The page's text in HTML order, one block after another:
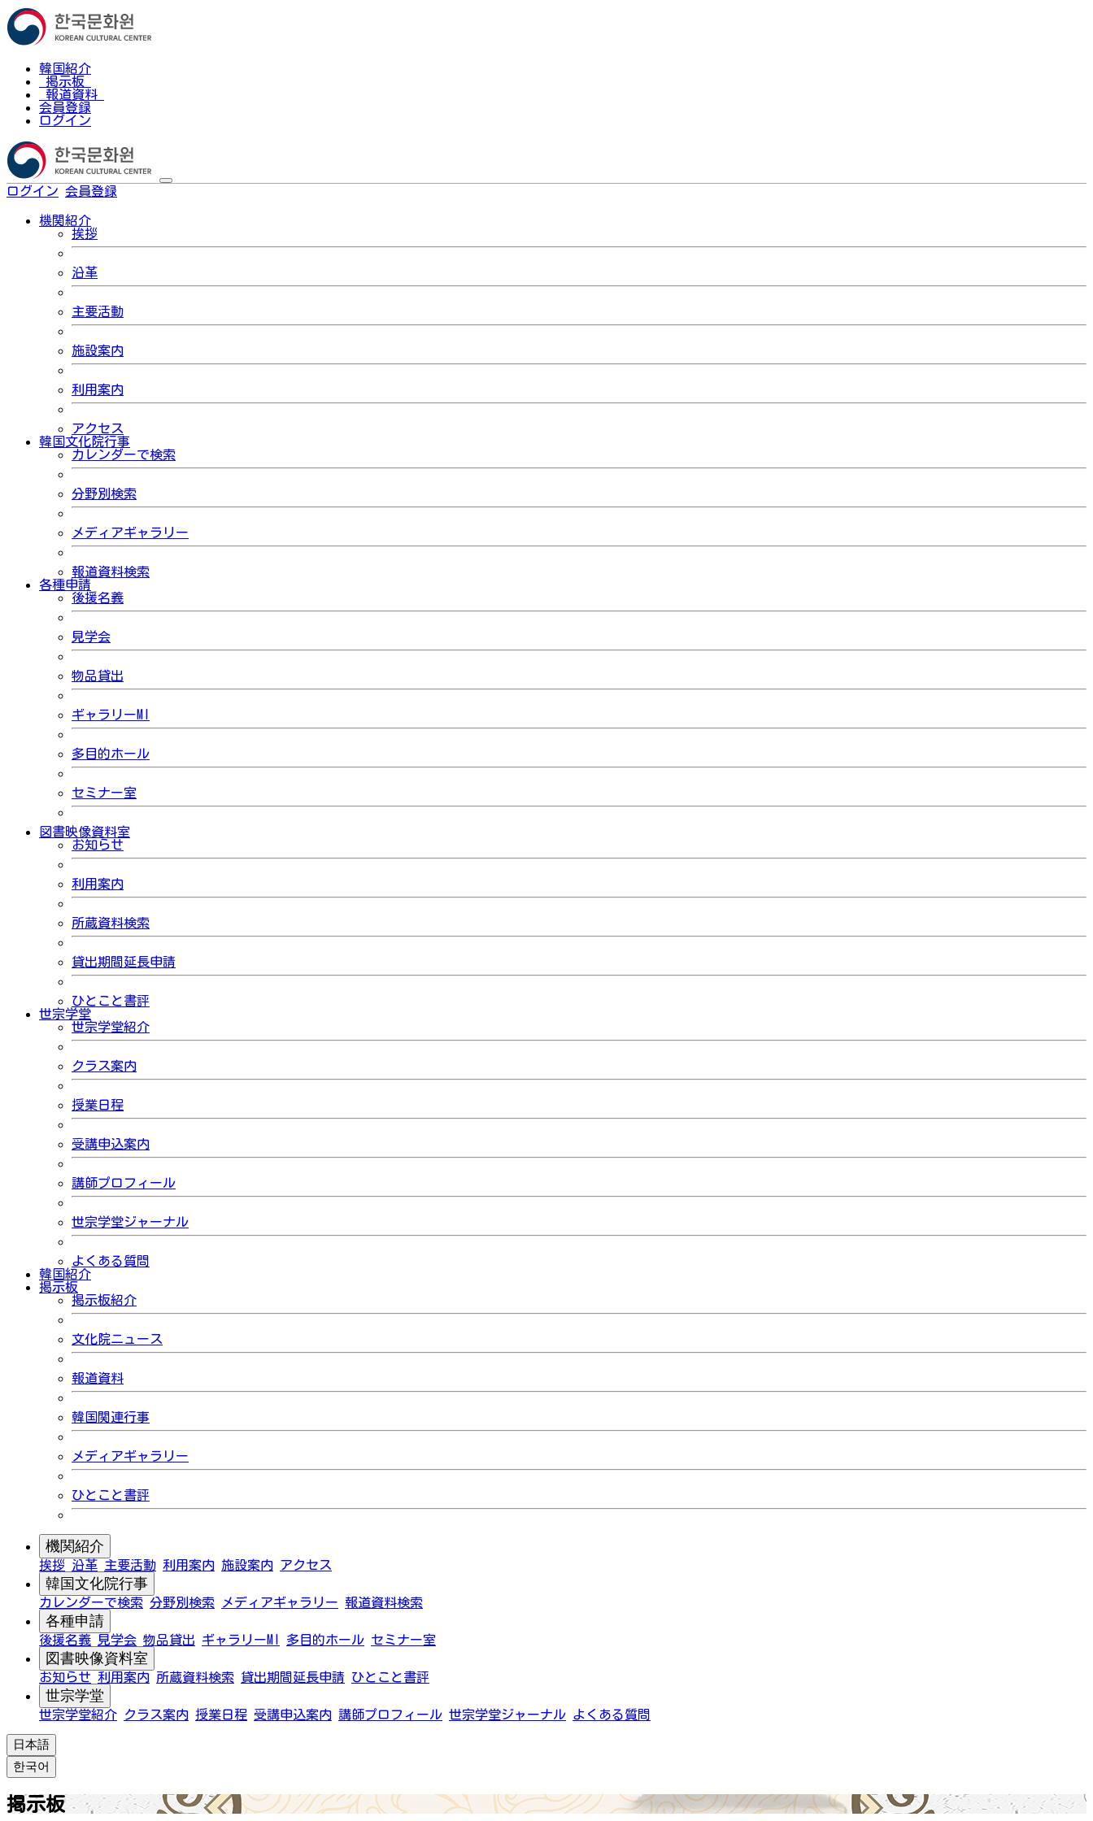
韓国紹介
掲示板
報道資料
会員登録
ログイン
ログイン 会員登録
機関紹介
挨拶
沿革
主要活動
施設案内
利用案内
アクセス
韓国文化院行事
カレンダーで検索
分野別検索
メディアギャラリー
報道資料検索
各種申請
後援名義
見学会
物品貸出
ギャラリーMI
多目的ホール
セミナー室
図書映像資料室
お知らせ
利用案内
所蔵資料検索
貸出期間延長申請
ひとこと書評
世宗学堂
世宗学堂紹介
クラス案内
授業日程
受講申込案内
講師プロフィール
世宗学堂ジャーナル
よくある質問
韓国紹介
掲示板
掲示板紹介
文化院ニュース
報道資料
韓国関連行事
メディアギャラリー
ひとこと書評
機関紹介
挨拶 沿革 主要活動 利用案内 施設案内 アクセス
韓国文化院行事
カレンダーで検索 分野別検索 メディアギャラリー 報道資料検索
各種申請
後援名義 見学会 物品貸出 ギャラリーMI 多目的ホール セミナー室
図書映像資料室
お知らせ 利用案内 所蔵資料検索 貸出期間延長申請 ひとこと書評
世宗学堂
世宗学堂紹介 クラス案内 授業日程 受講申込案内 講師プロフィール 世宗学堂ジャーナル よくある質問
日本語
한국어
掲示板